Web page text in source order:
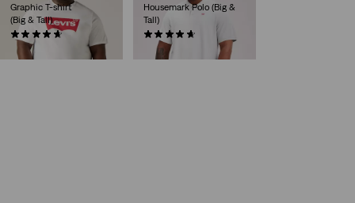
Graphic T-shirt
(Big & Tall)
(55)
€ 29,95
Housemark Polo (Big &
Tall)
€ 44,95